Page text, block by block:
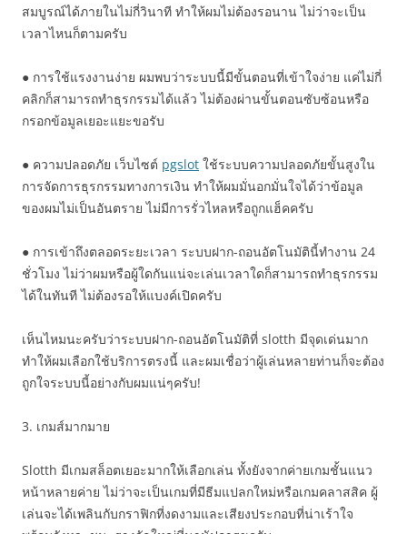
สมบูรณ์ได้ภายในไม่กี่วินาที ทำให้ผมไม่ต้องรอนาน ไม่ว่าจะเป็น
เวลาไหนก็ตามครับ
● การใช้แรงงานง่าย ผมพบว่าระบบนี้มีขั้นตอนที่เข้าใจง่าย แค่ไม่กี่
คลิกก็สามารถทำธุรกรรมได้แล้ว ไม่ต้องผ่านขั้นตอนซับซ้อนหรือ
กรอกข้อมูลเยอะแยะขอรับ
● ความปลอดภัย เว็บไซต์ pgslot ใช้ระบบความปลอดภัยขั้นสูงใน
การจัดการธุรกรรมทางการเงิน ทำให้ผมมั่นอกมั่นใจได้ว่าข้อมูล
ของผมไม่เป็นอันตราย ไม่มีการรั่วไหลหรือถูกแฮ็คครับ
● การเข้าถึงตลอดระยะเวลา ระบบฝาก-ถอนอัตโนมัตินี้ทำงาน 24
ชั่วโมง ไม่ว่าผมหรือผู้ใดกันแน่จะเล่นเวลาใดก็สามารถทำธุรกรรม
ได้ในทันที ไม่ต้องรอให้แบงค์เปิดครับ
เห็นไหมนะครับว่าระบบฝาก-ถอนอัตโนมัติที่ slotth มีจุดเด่นมาก
ทำให้ผมเลือกใช้บริการตรงนี้ และผมเชื่อว่าผู้เล่นหลายท่านก็จะต้อง
ถูกใจระบบนี้อย่างกับผมแน่ๆครับ!
3. เกมส์มากมาย
Slotth มีเกมสล็อตเยอะมากให้เลือกเล่น ทั้งยังจากค่ายเกมชั้นแนว
หน้าหลายค่าย ไม่ว่าจะเป็นเกมที่มีธีมแปลกใหม่หรือเกมคลาสสิค ผู้
เล่นจะได้เพลินกับกราฟิกที่งดงามและเสียงประกอบที่น่าเร้าใจ